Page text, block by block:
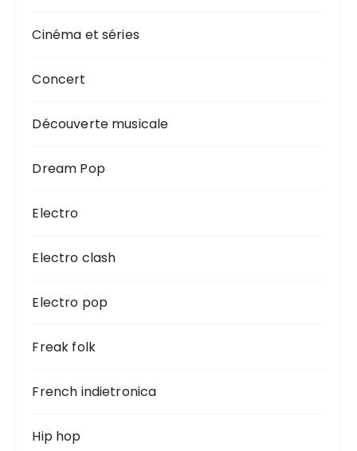
Cinéma et séries
Concert
Découverte musicale
Dream Pop
Electro
Electro clash
Electro pop
Freak folk
French indietronica
Hip hop